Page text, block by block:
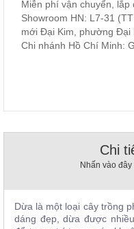
Cây
Thất
Miễn phí vận chuyển, lắp
Showroom HN: L7-31
mới Đại Kim, phường Đại
Chi nhánh Hồ Chí Minh:
Chi
Nhấn vào
Dừa là một loại cây trồng
dáng đẹp, dừa được